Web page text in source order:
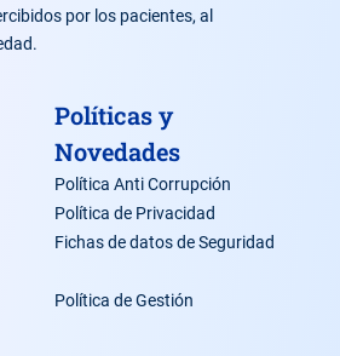
por los pacientes, al
Políticas y
Novedades
Política Anti Corrupción
Política de Privacidad
Fichas de datos de Seguridad
Política de Gestión